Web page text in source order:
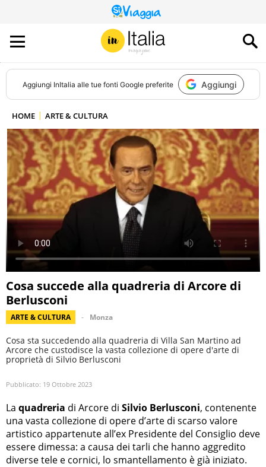
QUESTO
SITO
CONTRIBUISCE
ALL’AUDIENCE
DI
Aggiungi InItalia alle tue fonti Google preferite Aggiungi
HOME ARTE & CULTURA
Cosa succede alla quadreria di Arcore di
Berlusconi
ARTE & CULTURA Monza
Cosa sta succedendo alla quadreria di Villa San Martino ad
Arcore che custodisce la vasta collezione di opere d'arte di
proprietà di Silvio Berlusconi
Pubblicato: 19 Ottobre 2023
La quadreria di Arcore di Silvio Berlusconi, contenente
una vasta collezione di opere d’arte di scarso valore
artistico appartenute all’ex Presidente del Consiglio deve
essere dimessa: a causa dei tarli che hanno aggredito
diverse tele e cornici, lo smantellamento è già iniziato.